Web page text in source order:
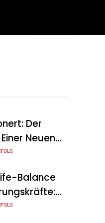
Der
Neuen
Von
Balance
Echte